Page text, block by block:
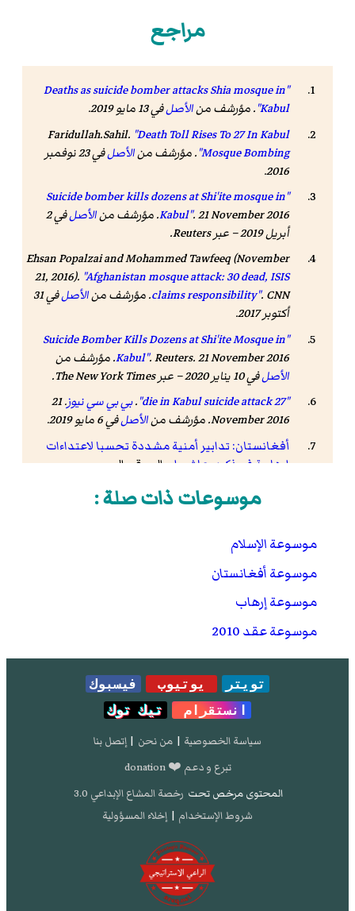
مراجع
"Deaths as suicide bomber attacks Shia mosque in
Kabul" . مؤرشف منالأصلفي 13 مايو 2019
.
Faridullah.Sahil. "Death Toll Rises To 27 In Kabul
Mosque Bombing" . مؤرشف منالأصل
في 23 نوفمبر
2016
.
"Suicide bomber kills dozens at Shi'ite mosque in
Kabul". 21 November 2016. مؤرشف من الأصل
في 2
أبريل 2019
– عبر Reuters.
Ehsan Popalzai and Mohammed Tawfeeq (November
21, 2016). "Afghanistan mosque attack: 30 dead, ISIS
claims responsibility". CNN. مؤرشف من الأصل
في 31
أكتوبر 2017
.
"Suicide Bomber Kills Dozens at Shi'ite Mosque in
Kabul".Reuters. 21 November 2016. مؤرشف من
الأصلفي 10 يناير 2020
– عبر The New York Times.
"27 die in Kabul suicide attack"
.بي بي سي نيوز . 21
November 2016. مؤرشف من
الأصلفي 6 مايو 2019
.
أفغانستان: تدابير أمنية مشددة تحسبا لاعتداءات
إرهابية في ذكرى عاشوراء، الموقع العرب،
موقع واي باك مشين.
DW، 21.11.2016 .
موقع واي باك مشين.
among people"
"NATO, UNAMA condemn Kabul bombing as death
موسوعات ذات صلة :
موسوعة الإسلام
موسوعة أفغانستان
موسوعة إرهاب
موسوعة عقد 2010
تويتر يوتيوب
فيسبوك
انستقرام
تيك توك
سياسة الخصوصية | من نحن | إتصل بنا
تبرع و دعم ❤️ donation
المحتوى مرخص تحت رخصة المشاع الإبداعي 3.0
شروط الإستخدام | إخلاء المسؤولية